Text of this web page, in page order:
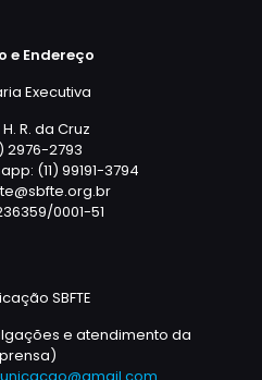
e Endereço
Executiva
R. da Cruz
2976-2793
(11) 99191-3794
0001-51
SBFTE
e atendimento da